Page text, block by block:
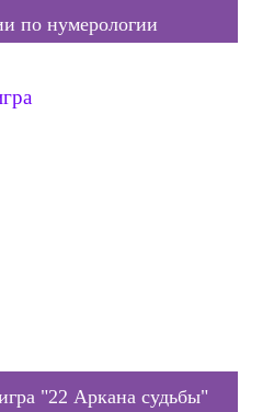
по нумерологии
"22 Аркана судьбы"